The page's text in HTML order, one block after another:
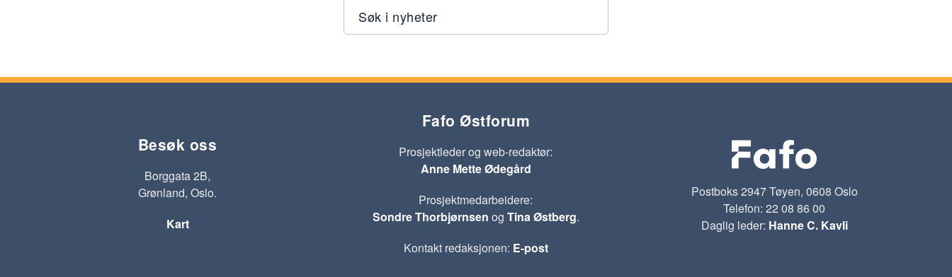
Søk i nyheter
Besøk oss
Borggata 2B,
Grønland, Oslo.
Kart
Fafo Østforum
Prosjektleder og web-redaktør:
Anne Mette Ødegård
Prosjektmedarbeidere:
Sondre Thorbjørnsen og Tina Østberg.
Kontakt redaksjonen: E-post
Postboks 2947 Tøyen, 0608 Oslo
Telefon: 22 08 86 00
Daglig leder: Hanne C. Kavli